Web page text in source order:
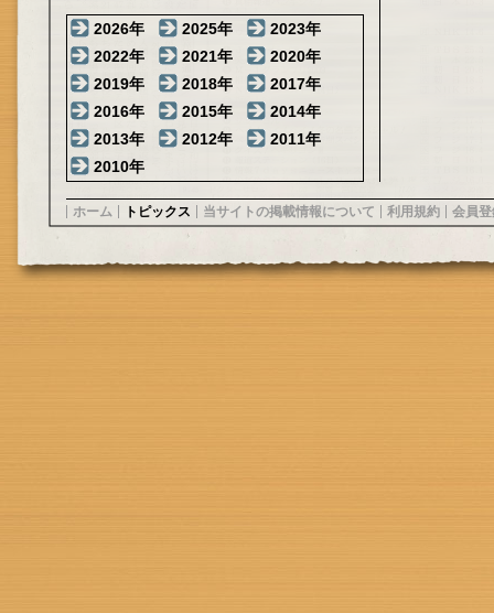
2026年 2025年
2023年
2022年
2021年
2020年
2019年
2018年
2017年
2016年
2015年
2014年
2013年
2012年
2011年
2010年
ホーム トピックス 当サイトの掲載情報について 利用規約 会員